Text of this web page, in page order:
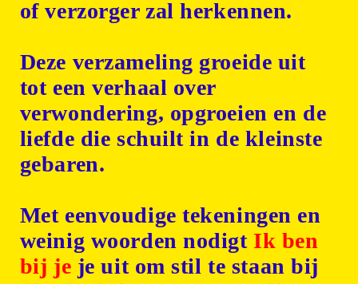
of verzorger zal herkennen.
Deze verzameling groeide uit
tot een verhaal over
verwondering, opgroeien en de
liefde die schuilt in de kleinste
gebaren.
Met eenvoudige tekeningen en
weinig woorden nodigt Ik ben
bij je je uit om stil te staan bij